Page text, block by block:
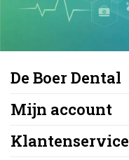
De Boer Dental
Mijn account
Klantenservice